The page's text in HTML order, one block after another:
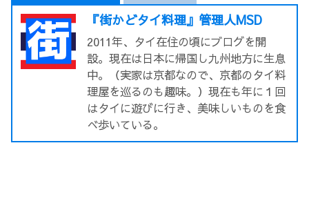
『街かどタイ料理』管理人MSD
2011年、タイ在住の頃にブログを開
設。現在は日本に帰国し九州地方に生息
中。（実家は京都なので、京都のタイ料
理屋を巡るのも趣味。）現在も年に１回
はタイに遊びに行き、美味しいものを食
べ歩いている。